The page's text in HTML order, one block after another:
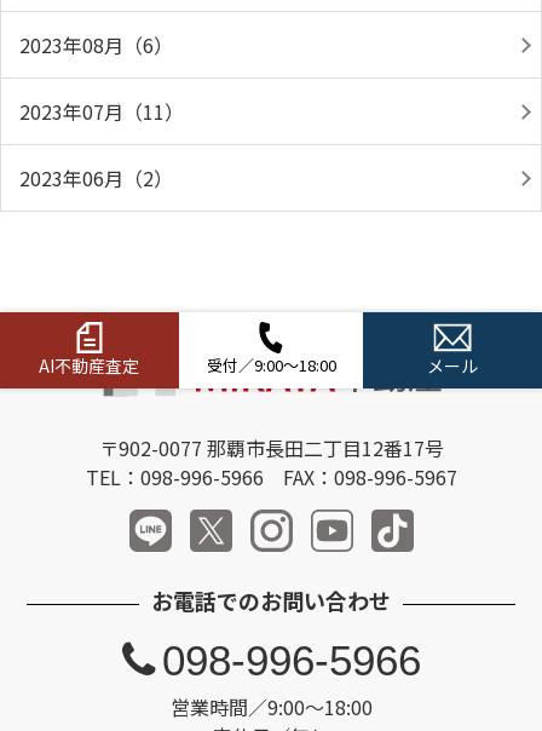
2023年08月（6）
2023年07月（11）
2023年06月（2）
AI不動産査定 受付／9:00～18:00 メール
〒902-0077 那覇市長田二丁目12番17号
TEL：098-996-5966 FAX：098-996-5967
お電話でのお問い合わせ
営業時間／9:00～18:00
098-996-5966